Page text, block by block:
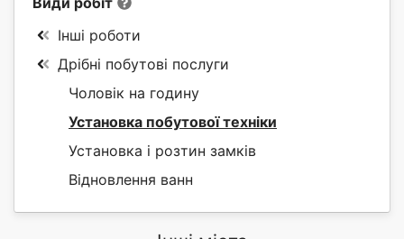
Інші роботи
Дрібні побутові послуги
Чоловік на годину
Установка побутової техніки
Установка і розтин замків
Відновлення ванн